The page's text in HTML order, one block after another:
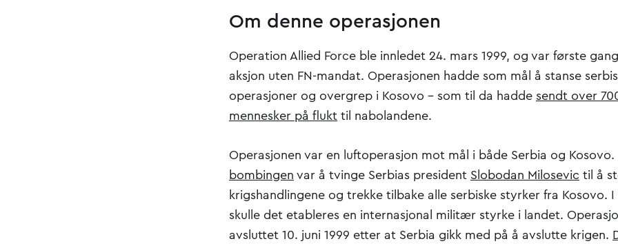
Om denne operasjonen
Operation Allied Force ble innledet 24. mars 1999, og var første
aksjon uten FN-mandat. Operasjonen hadde som mål å stanse
operasjoner og overgrep i Kosovo – som til da hadde sendt over
mennesker på flukt til nabolandene.
Operasjonen var en luftoperasjon mot mål i både Serbia og Kosovo.
bombingen var å tvinge Serbias president Slobodan Milosevic til å
krigshandlingene og trekke tilbake alle serbiske styrker fra Kosovo.
skulle det etableres en internasjonal militær styrke i landet.
avsluttet 10. juni 1999 etter at Serbia gikk med på å avslutte krigen.